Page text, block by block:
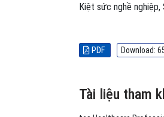
Kiệt sức nghề nghiệp,
PDF Download:
Tài liệu tham